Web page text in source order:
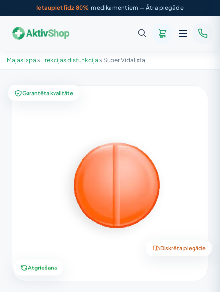
Ietaupiet līdz 80% medikamentiem — Ātra piegāde
Mājas lapa » Erekcijas disfunkcija » Super Vidalista
Garantēta kvalitāte
Diskrēta piegāde
Atgriešana